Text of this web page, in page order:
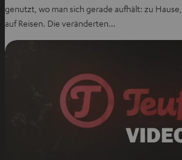
genutzt, wo man sich gerade aufhält: zu
auf Reisen. Die veränderten…